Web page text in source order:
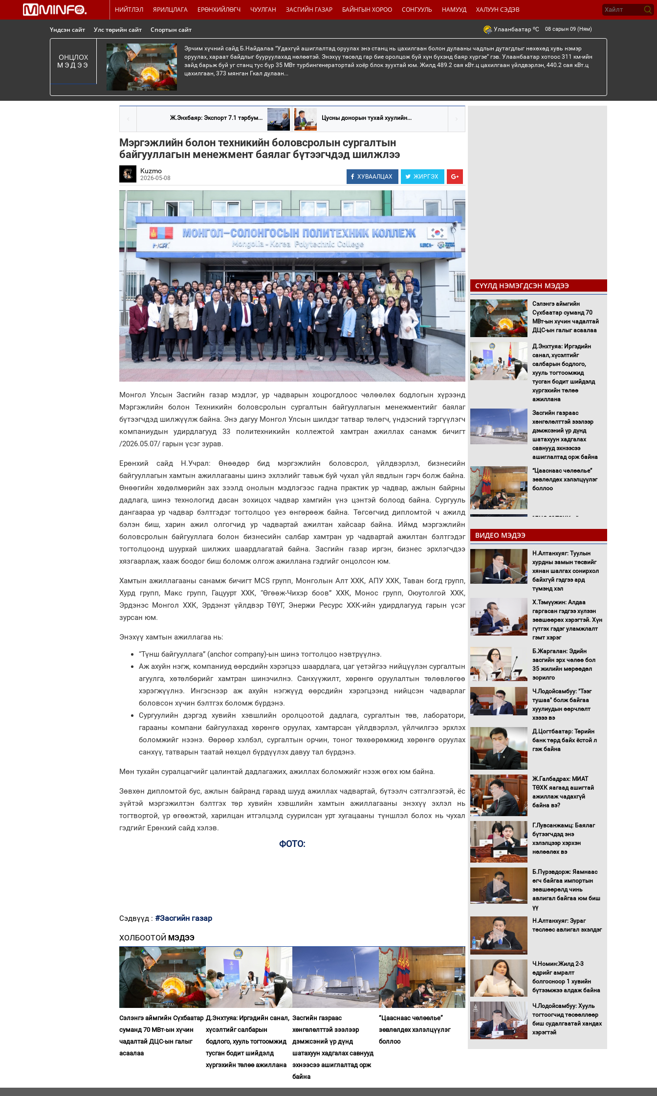
НИЙТЛЭЛ ЯРИЛЦЛАГА ЕРӨНХИЙЛӨГЧ ЧУУЛГАН ЗАСГИЙН ГАЗАР БАЙНГЫН ХОРОО СОНГУУЛЬ НАМУУД ХАЛУУН СЭДЭВ
Үндсэн сайт Улс төрийн сайт Спортын сайт Улаанбаатар oC 08 сарын 09 (Ням)
ОНЦЛОХ
МЭДЭЭ
Эрчим хүчний сайд Б.Найдалаа “Удахгүй ашиглалтад оруулах энэ станц нь цахилгаан болон дулааны чадлын дутагдлыг нөхөхөд хувь нэмэр
оруулах, хараат байдлыг бууруулахад нөлөөтэй. Энэхүү төсөлд гар бие оролцож буй хүн бүхэнд баяр хүргэе” гэв. Улаанбаатар хотоос 311 км-ийн
зайд барьж буй уг станц тус бүр 35 МВт турбингенератортай хоёр блок зуухтай юм. Жилд 489.2 сая кВт.ц цахилгаан үйлдвэрлэн, 440.2 сая кВт.ц
цахилгаан, 373 мянган Гкал дулаан...
Ж.Энхбаяр: Экспорт 7.1 тэрбум... Цусны донорын тухай хуулийн...
Мэргэжлийн болон техникийн боловсролын сургалтын
байгууллагын менежмент баялаг бүтээгчдэд шилжлээ
Kuzmo
2026-05-08 ХУВААЛЦАХ ЖИРГЭХ
Монгол Улсын Засгийн газар мэдлэг, ур чадварын хоцрогдлоос чөлөөлөх бодлогын хүрээнд
Мэргэжлийн болон Техникийн боловсролын сургалтын байгууллагын менежментийг баялаг
бүтээгчдэд шилжүүлж байна. Энэ дагуу Монгол Улсын шилдэг татвар төлөгч, үндэсний тэргүүлэгч
компаниудын удирдлагууд 33 политехникийн коллежтой хамтран ажиллах санамж бичигт
/2026.05.07/ гарын үсэг зурав.
Ерөнхий сайд Н.Учрал: Өнөөдөр бид мэргэжлийн боловсрол, үйлдвэрлэл, бизнесийн
байгууллагын хамтын ажиллагааны шинэ эхлэлийг тавьж буй чухал үйл явдлын гэрч болж байна.
Өнөөгийн хөдөлмөрийн зах зээлд онолын мэдлэгээс гадна практик ур чадвар, ажлын байрны
дадлага, шинэ технологид дасан зохицох чадвар хамгийн үнэ цэнтэй болоод байна. Сургууль
дангаараа ур чадвар бэлтгэдэг тогтолцоо үеэ өнгөрөөж байна. Төгсөгчид дипломтой ч ажилд
бэлэн биш, харин ажил олгогчид ур чадвартай ажилтан хайсаар байна. Иймд мэргэжлийн
боловсролын байгууллага болон бизнесийн салбар хамтран ур чадвартай ажилтан бэлтгэдэг
тогтолцоонд шуурхай шилжих шаардлагатай байна. Засгийн газар иргэн, бизнес эрхлэгчдээ
хязгаарлаж, хааж боодог биш боломж олгож ажиллана гэдгийг онцолсон юм.
Хамтын ажиллагааны санамж бичигт MCS групп, Монголын Алт ХХК, АПУ ХХК, Таван богд групп,
Хурд групп, Макс групп, Гацуурт ХХК, “Өгөөж-Чихэр боов” ХХК, Монос групп, Оюутолгой ХХК,
Эрдэнэс Монгол ХХК, Эрдэнэт үйлдвэр ТӨҮГ, Энержи Ресурс ХХК-ийн удирдлагууд гарын үсэг
зурсан юм.
Энэхүү хамтын ажиллагаа нь:
“Түнш байгууллага” (anchor company)-ын шинэ тогтолцоо нэвтрүүлнэ.
Аж ахуйн нэгж, компаниуд өөрсдийн хэрэгцээ шаардлага, цаг үетэйгээ нийцүүлэн сургалтын
агуулга, хөтөлбөрийг хамтран шинэчилнэ. Санхүүжилт, хөрөнгө оруулалтын төлөвлөгөө
хэрэгжүүлнэ. Ингэснээр аж ахуйн нэгжүүд өөрсдийн хэрэгцээнд нийцсэн чадварлаг
боловсон хүчин бэлтгэх боломж бүрдэнэ.
Сургуулийн дэргэд хувийн хэвшлийн оролцоотой дадлага, сургалтын төв, лаборатори,
гарааны компани байгуулахад хөрөнгө оруулах, хамтарсан үйлдвэрлэл, үйлчилгээ эрхлэх
боломжийг нээнэ.​ Өөрөөр хэлбэл, сургалтын орчин, тоног төхөөрөмжид хөрөнгө оруулах
санхүү, татварын таатай нөхцөл бүрдүүлэх давуу тал бүрдэнэ.
Мөн тухайн суралцагчийг цалинтай дадлагажих, ажиллах боломжийг нээж өгөх юм байна.
Зөвхөн дипломтой бус, ажлын байранд гараад шууд ажиллах чадвартай, бүтээлч сэтгэлгээтэй, ёс
зүйтэй мэргэжилтэн бэлтгэх төр хувийн хэвшлийн хамтын ажиллагааны энэхүү эхлэл нь
тогтвортой, үр өгөөжтэй, харилцан итгэлцэлд суурилсан урт хугацааны түншлэл болох нь чухал
гэдгийг Ерөнхий сайд хэлэв.
ФОТО:
Сэдвүүд : #Засгийн газар
ХОЛБООТОЙ МЭДЭЭ
Сэлэнгэ аймгийн Сүхбаатар
суманд 70 МВт-ын хүчин
чадалтай ДЦС-ын галыг
асаалаа
Д.Энхтуяа: Иргэдийн санал,
хүсэлтийг салбарын
бодлого, хууль тогтоомжид
тусган бодит шийдэлд
хүргэхийн төлөө ажиллана
Засгийн газраас
хөнгөлөлттэй зээлээр
дэмжсэний үр дүнд
шатахуун хадгалах савнууд
эхнээсээ ашиглалтад орж
байна
“Цааснаас чөлөөлье”
зөвлөлдөх хэлэлцүүлэг
боллоо
СҮҮЛД НЭМЭГДСЭН МЭДЭЭ
Сэлэнгэ аймгийн
Сүхбаатар суманд 70
МВт-ын хүчин чадалтай
ДЦС-ын галыг асаалаа
Д.Энхтуяа: Иргэдийн
санал, хүсэлтийг
салбарын бодлого,
хууль тогтоомжид
тусган бодит шийдэлд
хүргэхийн төлөө
ажиллана
Засгийн газраас
хөнгөлөлттэй зээлээр
дэмжсэний үр дүнд
шатахуун хадгалах
савнууд эхнээсээ
ашиглалтад орж байна
“Цааснаас чөлөөлье”
зөвлөлдөх хэлэлцүүлэг
боллоо
"ДЦС-3” ТӨХК-ийн нэн
шаардлагатай
шинэчлэлийн төсвийг
шийдвэрлэхээр болов
УИХ-ын дарга
С.Бямбацогт Сутай
хайрхны тэнгэрийг тахих
тахилгад оролцлоо
С.Амарсайхан: Иргэдийг
хохироосон ААН-ийн
нуугтмал хөрөнгийг
битүүмжлэнэ
Н.Номтойбаяр:
Аймгуудад тулгамдаж
буй асуудлуудыг
Засгийн газрын
хуралдаанд танилцуулж,
шийдвэрлүүлнэ
С.Бямбацогт Зүүн Азийн
эрэгтэйчүүдийн
волейболын тэмцээнд
оролцож байгаа баг
тамирчдад амжилт
түлшний онцгой албан
татварыг тэглэлээ
Санхүүгийн хэмнэлтийн
салбар хамаарахгүй
Нөөцийн махны
Монгол Улс “COP17”-д
“Тал хээрийн
төлөвлөгөө”-гөө
танилцуулна
16 төрлийн эмийг нэг эх
Бүх шатанд хэмнэлтийн
горимд шилжиж, найр
наадам, зөвлөгөөн,
хориглолоо
Сайд нар төсвөө хэрхэн
зарцуулах вэ?
ВИДЕО МЭДЭЭ
Н.Алтанхуяг: Туулын
хурдны замын төсвийг
хянан шалгах сонирхол
байхгүй гэдгээ ард
түмэнд хэл
Х.Тэмүүжин: Алдаа
гаргасан гэдгээ хүлээн
зөвшөөрөх хэрэгтэй. Хүн
гүтгэх гэдэг уламжлалт
гэмт хэрэг
Б.Жаргалан: Эдийн
засгийн эрх чөлөө бол
35 жилийн мөрөөдөл
зорилго
Ч.Лодойсамбуу: "Тээг
тушаа" болж байгаа
хуулиудын өөрчлөлт
хэзээ вэ
Д.Цогтбаатар: Төрийн
банк төрд байх ёстой л
гэж байна
Ж.Галбадрах: МИАТ
ТӨХК яагаад ашигтай
ажиллаж чадахгүй
байна вэ?
Г.Лувсанжамц: Баялаг
бүтээгчдэд энэ
хэлэлцээр хэрхэн
нөлөөлөх вэ
Б.Пүрэвдорж: Яамнаас
өгч байгаа импортын
зөвшөөрөлд чинь
авлигал байгаа юм биш
үү
Н.Алтанхуяг: Зураг
төслөөс авлигал эхэлдэг
Ч.Номин:Жилд 2-3
өдрийг амралт
болгосноор 1 хувийн
бүтээмжээ алдаж байна
Ч.Лодойсамбуу: Хууль
тогтоогчид төсөөллөөр
биш судалгаатай хандах
хэрэгтэй